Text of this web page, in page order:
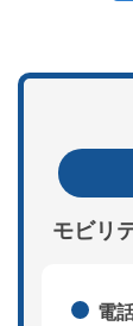
モビリ
電